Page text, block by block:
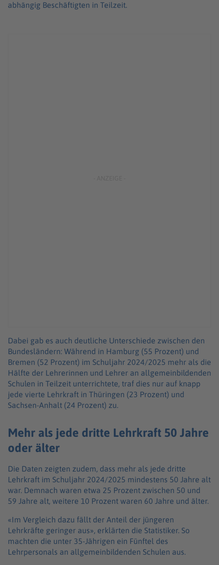
abhängig Beschäftigten in Teilzeit.
Dabei gab es auch deutliche Unterschiede zwischen den
Bundesländern: Während in Hamburg (55 Prozent) und
Bremen (52 Prozent) im Schuljahr 2024/2025 mehr als die
Hälfte der Lehrerinnen und Lehrer an allgemeinbildenden
Schulen in Teilzeit unterrichtete, traf dies nur auf knapp
jede vierte Lehrkraft in Thüringen (23 Prozent) und
Sachsen-Anhalt (24 Prozent) zu.
Mehr als jede dritte Lehrkraft 50 Jahre
oder älter
Die Daten zeigten zudem, dass mehr als jede dritte
Lehrkraft im Schuljahr 2024/2025 mindestens 50 Jahre alt
war. Demnach waren etwa 25 Prozent zwischen 50 und
59 Jahre alt, weitere 10 Prozent waren 60 Jahre und älter.
«Im Vergleich dazu fällt der Anteil der jüngeren
Lehrkräfte geringer aus», erklärten die Statistiker. So
machten die unter 35-Jährigen ein Fünftel des
Lehrpersonals an allgemeinbildenden Schulen aus.